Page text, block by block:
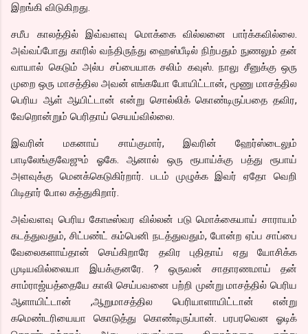
இறங்கி விடுகிறது.
சமீப காலத்தில் இவ்வளவு மொக்கை வில்லனை பார்க்கவில்லை.
அவ்வப்போது காரில் வந்திருந்து ஹைஸ்பீடில் நிற்பதும் நுணலும் தன்
வாயால் கெடும் அல்ப சப்பையாக சலிம் கவுஸ். நாலு சீனுக்கு ஒரு
முறை ஒரு மாசத்தில அவன் எங்கயோ போயிட்டான், மூணு மாசத்தில
பெரிய ஆள் ஆயிட்டான் என்று சொல்லிக் கொண்டிருப்பதை தவிர,
வேறொன்றும் பெரிதாய் செயய்வில்லை.
இவரின் மகனாய் சாய்குமார், இவரின் ஹேர்ஸ்டைலும்
பாடிலேங்குவேஜும் ஓகே. ஆனால் ஒரு ரூபாய்க்கு பத்து ரூபாய்
அளவுக்கு மெனக்கெடுகிர்றார். படம் முழுக்க இவர் ஏதோ வெறி
பிடிதார் போல கத்துகிறார்.
அவ்வளவு பெரிய கோடீஸ்வர வில்லன் படு மொக்கையாய் சாராயம்
கடத்துவதும், சிட்பண்ட் கம்பெனி நடத்துவதும், போன்ற ஏப்ப சாப்பை
வேலைகளாய்தான் செய்கிறாரே தவிர புதிதாய் ஏது யோசிக்க
முடியவில்லையா இயக்குனரே. ? ஒருவன் சாதாரணமாய் தன்
சாம்ராஜ்யத்தையே காலி செய்பவனை பற்றி முன்று மாசத்தில் பெரிய
ஆளாயிட்டான் ,ஆறுமாசத்தில பெரியாளாயிட்டான் என்று
கமெண்டரியையா கொடுத்து கொண்டிருப்பான். பரபரவென ஓடிக்